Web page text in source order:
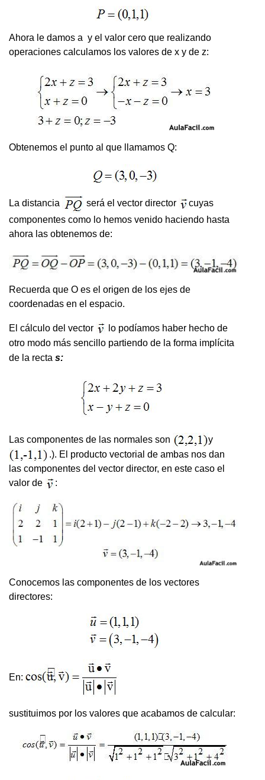
Ahora le damos a y el valor cero que realizando
operaciones calculamos los valores de x y de z:
Obtenemos el punto al que llamamos Q:
La distancia será el vector director
cuyas
componentes como lo hemos venido haciendo hasta
ahora las obtenemos de:
Recuerda que O es el origen de los ejes de
coordenadas en el espacio.
El cálculo del vector
lo podíamos haber hecho de
otro modo más sencillo partiendo de la forma implícita
de la recta s:
Las componentes de las normales son
y
.). El producto vectorial de ambas nos dan
las componentes del vector director, en este caso el
valor de
:
Conocemos las componentes de los vectores
directores:
En:
sustituimos por los valores que acabamos de calcular: